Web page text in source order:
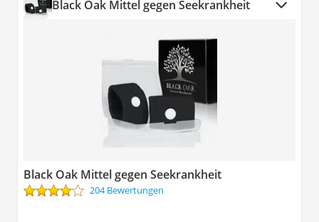
Black Oak Mittel gegen Seekrankheit
Black Oak Mittel gegen Seekrankheit
204 Bewertungen